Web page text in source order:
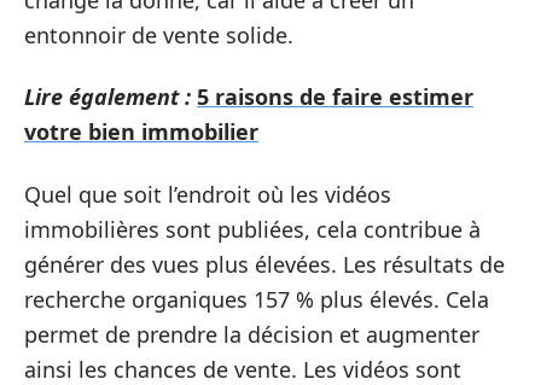
entonnoir de vente solide.
Lire également : 5 raisons de faire estimer
votre bien immobilier
Quel que soit l’endroit où les vidéos
immobilières sont publiées, cela contribue à
générer des vues plus élevées. Les résultats de
recherche organiques 157 % plus élevés. Cela
permet de prendre la décision et augmenter
ainsi les chances de vente. Les vidéos sont